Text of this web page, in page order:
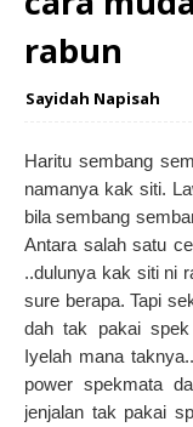
rabun
Sayidah Napisah
Haritu sembang
namanya kak siti.
bila sembang
Antara salah satu
..dulunya kak siti ni
sure berapa. Tapi
dah tak pakai
Iyelah mana
power spekmata
jenjalan tak pakai